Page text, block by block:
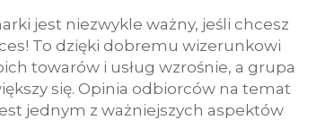
jest niezwykle ważny, jeśli chcesz
To dzięki dobremu wizerunkowi
towarów i usług wzrośnie, a grupa
się. Opinia odbiorców na temat
jednym z ważniejszych aspektów